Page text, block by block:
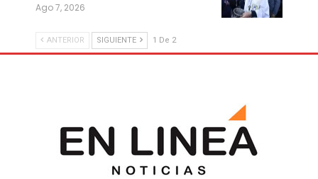
Ago 7, 2026
ANTERIOR SIGUIENTE 1 De 2